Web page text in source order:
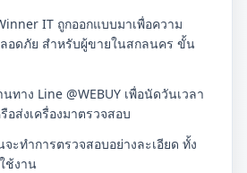
IT ถูกออกแบบมาเพื่อความ
อดภัย สำหรับผู้ขายในสกลนคร ขั้น
ทาง Line @WEBUY เพื่อนัดวันเวลา
อส่งเครื่องมาตรวจสอบ
ะทำการตรวจสอบอย่างละเอียด ทั้ง
ช้งาน